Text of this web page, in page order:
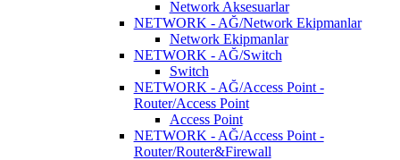
Network Aksesuarlar
NETWORK - AĞ/Network Ekipmanlar
Network Ekipmanlar
NETWORK - AĞ/Switch
Switch
NETWORK - AĞ/Access Point -
Router/Access Point
Access Point
NETWORK - AĞ/Access Point -
Router/Router&Firewall